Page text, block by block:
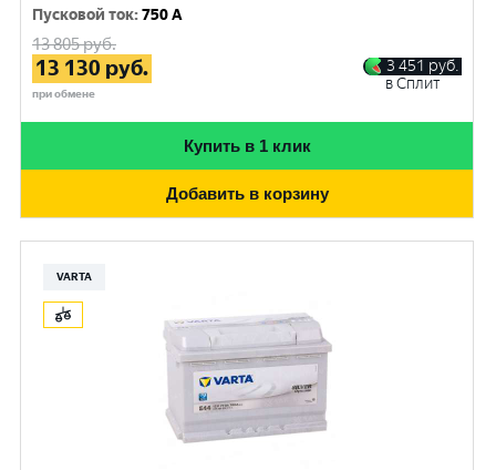
Пусковой ток:750 A
13 805руб.
13 130 руб.
при обмене
3 451 руб.
в Сплит
Купить в 1 клик
Добавить в корзину
VARTA